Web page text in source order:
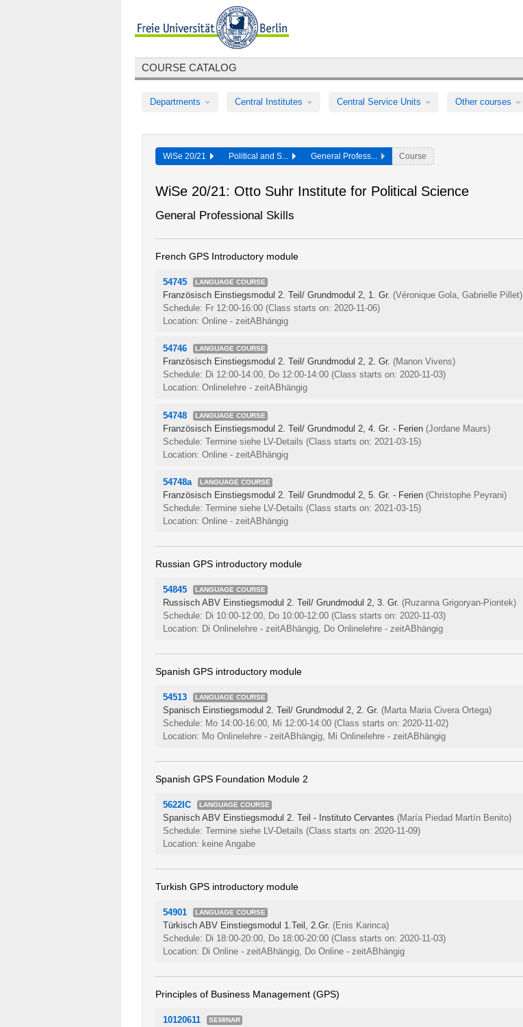
COURSE CATALOG
Departments Central Institutes Central Service Units Other courses
WiSe 20/21 Political and S... General Profess... Course
WiSe 20/21: Otto Suhr Institute for Political Science
General Professional Skills
French GPS Introductory module
54745 LANGUAGE COURSE
Französisch Einstiegsmodul 2. Teil/ Grundmodul 2, 1. Gr. (Véronique Gola, Gabrielle Pillet)
Schedule: Fr 12:00-16:00 (Class starts on: 2020-11-06)
Location: Online - zeitABhängig
54746 LANGUAGE COURSE
Französisch Einstiegsmodul 2. Teil/ Grundmodul 2, 2. Gr. (Manon Vivens)
Schedule: Di 12:00-14:00, Do 12:00-14:00 (Class starts on: 2020-11-03)
Location: Onlinelehre - zeitABhängig
54748 LANGUAGE COURSE
Französisch Einstiegsmodul 2. Teil/ Grundmodul 2, 4. Gr. - Ferien (Jordane Maurs)
Schedule: Termine siehe LV-Details (Class starts on: 2021-03-15)
Location: Online - zeitABhängig
54748a LANGUAGE COURSE
Französisch Einstiegsmodul 2. Teil/ Grundmodul 2, 5. Gr. - Ferien (Christophe Peyrani)
Schedule: Termine siehe LV-Details (Class starts on: 2021-03-15)
Location: Online - zeitABhängig
Russian GPS introductory module
54845 LANGUAGE COURSE
Russisch ABV Einstiegsmodul 2. Teil/ Grundmodul 2, 3. Gr. (Ruzanna Grigoryan-Piontek)
Schedule: Di 10:00-12:00, Do 10:00-12:00 (Class starts on: 2020-11-03)
Location: Di Onlinelehre - zeitABhängig, Do Onlinelehre - zeitABhängig
Spanish GPS introductory module
54513 LANGUAGE COURSE
Spanisch Einstiegsmodul 2. Teil/ Grundmodul 2, 2. Gr. (Marta Maria Civera Ortega)
Schedule: Mo 14:00-16:00, Mi 12:00-14:00 (Class starts on: 2020-11-02)
Location: Mo Onlinelehre - zeitABhängig, Mi Onlinelehre - zeitABhängig
Spanish GPS Foundation Module 2
5622IC LANGUAGE COURSE
Spanisch ABV Einstiegsmodul 2. Teil - Instituto Cervantes (María Piedad Martín Benito)
Schedule: Termine siehe LV-Details (Class starts on: 2020-11-09)
Location: keine Angabe
Turkish GPS introductory module
54901 LANGUAGE COURSE
Türkisch ABV Einstiegsmodul 1.Teil, 2.Gr. (Enis Karinca)
Schedule: Di 18:00-20:00, Do 18:00-20:00 (Class starts on: 2020-11-03)
Location: Di Online - zeitABhängig, Do Online - zeitABhängig
Principles of Business Management (GPS)
10120611 SEMINAR